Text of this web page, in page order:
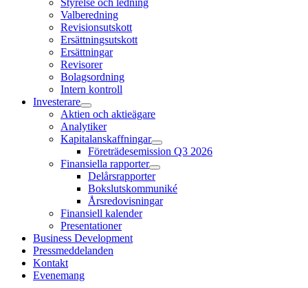
Valberedning
Revisionsutskott
Ersättningsutskott
Ersättningar
Revisorer
Bolagsordning
Intern kontroll
Investerare
Aktien och aktieägare
Analytiker
Kapitalanskaffningar
Företrädesemission Q3 2026
Finansiella rapporter
Delårsrapporter
Bokslutskommuniké
Årsredovisningar
Finansiell kalender
Presentationer
Business Development
Pressmeddelanden
Kontakt
Evenemang